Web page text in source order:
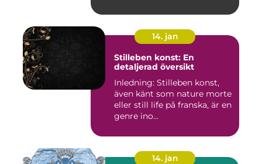
14. jan
Stilleben konst: En
detaljerad översikt
Inledning: Stilleben konst,
även känt som nature morte
eller still life på franska, är en
genre ino...
14. jan